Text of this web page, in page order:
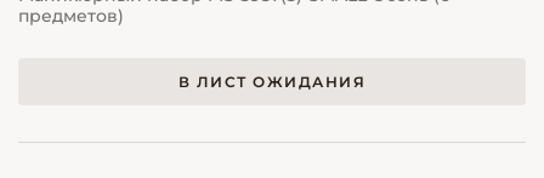
предметов)
В ЛИСТ ОЖИДАНИЯ